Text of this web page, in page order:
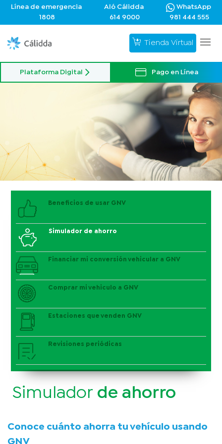
Línea de emergencia
1808
Aló Cálidda
614 9000
WhatsApp
981 444 555
Tienda Virtual
Plataforma Digital Pago en Línea
Beneficios de usar GNV
Simulador de ahorro
Financiar mi conversión vehicular a GNV
Comprar mi vehiculo a GNV
Estaciones que venden GNV
Revisiones periódicas
Simulador ​de a​horro​
Conoce cuánto ahorra tu vehículo usando
GNV